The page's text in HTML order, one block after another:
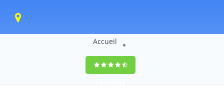
Accueil
9,5(100%)0